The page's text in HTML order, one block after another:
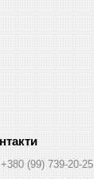
+380 (99) 739-20-25